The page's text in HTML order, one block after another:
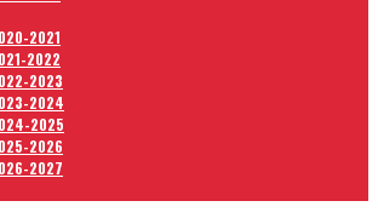
2021
2022
2023
2024
2025
2026
2027